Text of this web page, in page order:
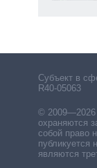
Субъект в
R40-05063
© 2009—2026
охраняются
собой право
публикуется
являются